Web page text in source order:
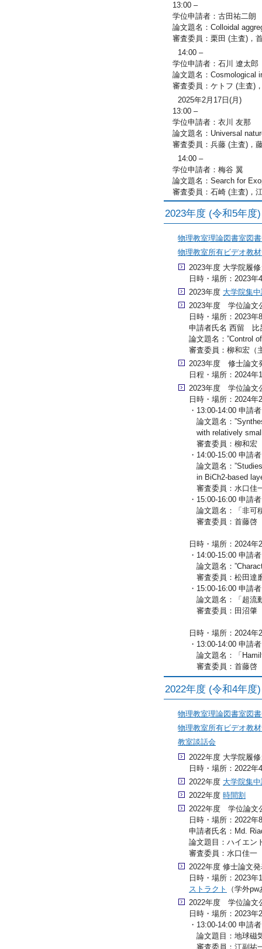
13:00 –
学位申請者：古田祐二朗
論文題名：Colloidal
審査委員：栗田 (主査)，
14:00 –
学位申請者：石川 遼太郎
論文題名：Cosmological
審査委員：ケトフ (主査)
2025年2月17日(月)
13:00 –
学位申請者：衣川 友那
論文題名：Universal
審査委員：兵藤 (主査)，
14:00 –
学位申請者：梅谷 翼
論文題名：Search for
審査委員：石崎 (主査)，
2023年度 (令和5年
物理教室理論図書室図
物理教室所有ビデオ教
2023年度 大学院履
日時・場所：2023
2023年度 大学院集
2023年度 学位論文
日時・場所：2023
申請者氏名 西留 比
論文題名：”Control
審査委員：柳和宏（
2023年度 修士論文
日程・場所：2024
2023年度 学位論文
日時・場所：2024
・13:00-14:00 申請
論文題名：
with relatively
審査委員：柳和宏
・14:00-15:00 申請
論文題名：
in BiCh2-based
審査委員：水口佳
・15:00-16:00 申請
論文題名：「非可
審査委員：首藤啓
日時・場所：2024
・14:00-15:00 申請
論文題名：
審査委員：松田達
・15:00-16:00 申請
論文題名：「超流
審査委員：田沼肇
日時・場所：2024
・13:00-14:00 申請
論文題名：「
審査委員：首藤啓
2022年度 (令和4年
物理教室理論図書室図
物理教室所有ビデオ教
教室談話会
2022年度 大学院履
日時・場所：2022
2022年度 大学院集
2022年度 時間割
2022年度 学位論文
日時・場所：2022
申請者氏名：Md.
論文題目：ハイエン
審査委員：水口佳一
2022年度 修士論文
日時・場所：2023
ストラクト
（学外
2022年度 学位論文
日時・場所：2023
・13:00-14:00 申請
論文題目：地球磁
審査委員：江副祐